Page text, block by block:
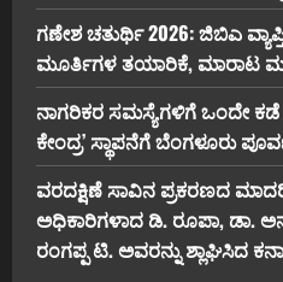
ಗಣೇಶ ಚತುರ್ಥಿ 2026: ಜಿಬಿಎ
ಮೂರ್ತಿಗಳ ತಯಾರಿಕೆ, ಮಾರಾಟ
ನಾಗರಿಕರ ಸಮಸ್ಯೆಗಳಿಗೆ ಒಂದೇ
ಕೇಂದ್ರ’ ಸ್ಥಾಪನೆಗೆ ಬೆಂಗಳೂರು
ವರದಕ್ಷಿಣೆ ಸಾವಿನ ಪ್ರಕರಣದ
ಅಧಿಕಾರಿಗಳಾದ ಡಿ. ರೂಪಾ, ಡಾ.
ರಂಗಪ್ಪ ಟಿ. ಅವರನ್ನು ಶ್ಲಾಘಿಸಿದ